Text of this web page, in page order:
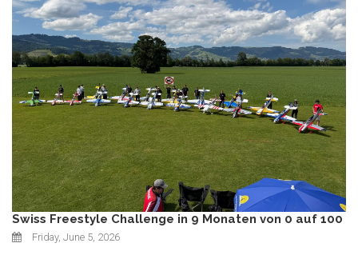
Swiss Freestyle Challenge in 9 Monaten von 0 auf 100
Friday, June 5, 2026